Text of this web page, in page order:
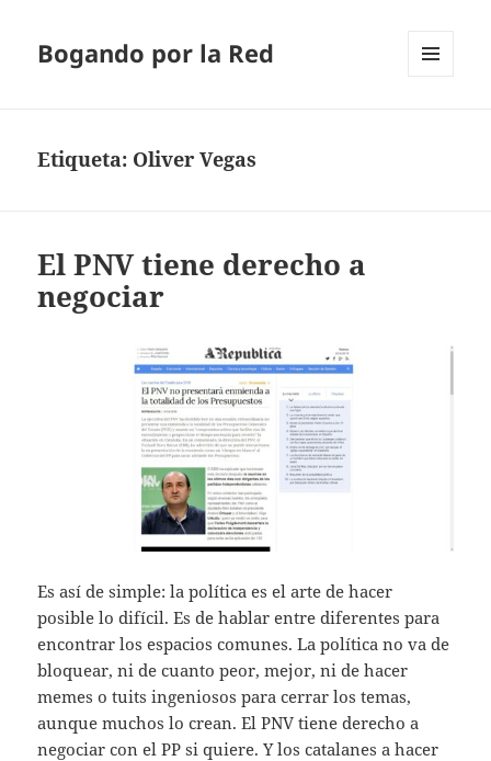
Bogando por la Red
Etiqueta: Oliver Vegas
El PNV tiene derecho a
negociar
Es así de simple: la política es el arte de hacer
posible lo difícil. Es de hablar entre diferentes para
encontrar los espacios comunes. La política no va de
bloquear, ni de cuanto peor, mejor, ni de hacer
memes o tuits ingeniosos para cerrar los temas,
aunque muchos lo crean. El PNV tiene derecho a
negociar con el PP si quiere. Y los catalanes a hacer